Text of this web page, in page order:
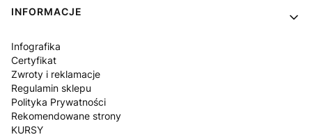
INFORMACJE
Infografika
Certyfikat
Zwroty i reklamacje
Regulamin sklepu
Polityka Prywatności
Rekomendowane strony
KURSY